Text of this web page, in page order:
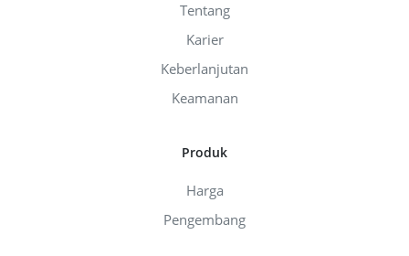
Tentang
Karier
Keberlanjutan
Keamanan
Produk
Harga
Pengembang